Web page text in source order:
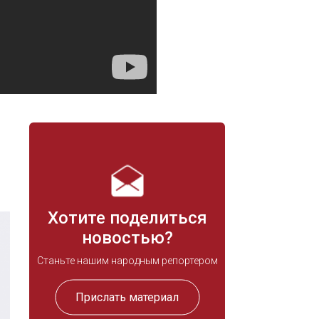
Хотите поделиться
новостью?
Станьте нашим народным репортером
Прислать материал